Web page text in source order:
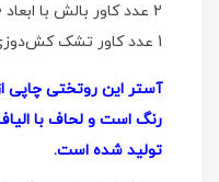
2 عدد کاور بالش با ابعاد 50×70
1 عدد کاور تشک کش‌دوزی شده با ابعاد 25x200x90
آستر این روتختی
تولید شده است.